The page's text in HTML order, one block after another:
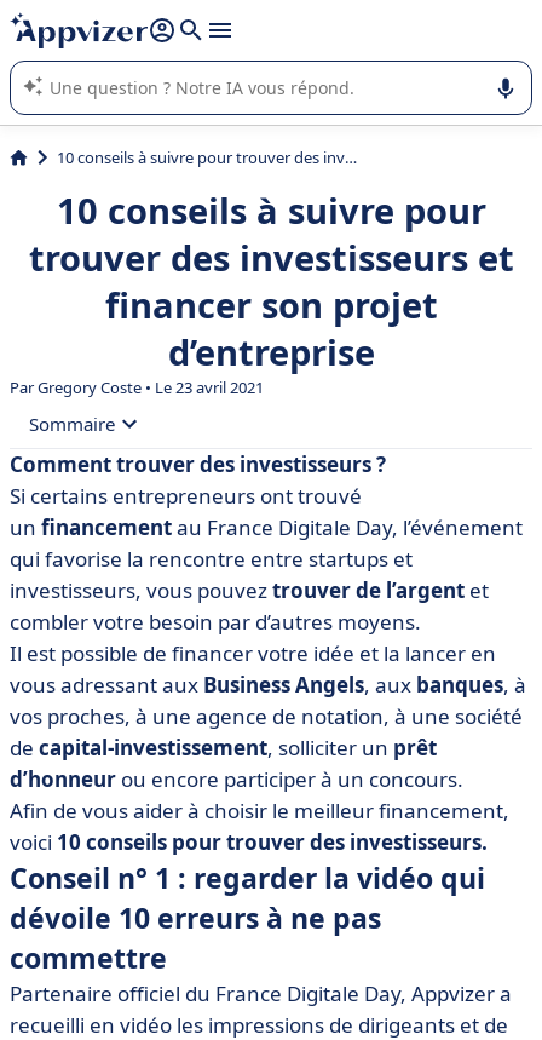
répondre (plusieurs lignes avec
L'IA de Appvizer vous guide dans l'utilisation ou la sélection de
logiciel SaaS en entreprise.
10 conseils à suivre pour trouver des investisseurs et financer son projet d’entreprise
10 conseils à suivre pour
trouver des investisseurs et
financer son projet
d’entreprise
ParGregory Coste • Le 23 avril 2021
Sommaire
• Conseil n° 1 : regarder la vidéo qui dévoile 10 erreurs
à ne pas commettre
• Conseil n° 2 : trouver de l’argent auprès de
particuliers, la Love Money
• Conseil n° 3 : participer à un concours pour gagner
des fonds
• Conseil n° 4 : demander une aide financière aux
organismes dédiés
• Conseil n° 5 : rencontrer des Business Angels
• Conseil n° 6 : faire noter sa startup par une agence
référente auprès des investisseurs
• Conseil n° 7 : s’adresser à des sociétés de capital-
investissement
• Conseil n° 8 : solliciter un prêt d’honneur
• Conseil n° 9 : négocier un prêt avec une banque
• Conseil n° 10 : bien se préparer avant de passer à
l’action
Comment trouver des investisseurs ?
Si certains entrepreneurs ont trouvé
un financementau France Digitale Day, l’événement
qui favorise la rencontre entre startups et
investisseurs, vous pouveztrouver de l’argent et
combler votre besoin par d’autres moyens.
Il est possible de financer votre idée et la lancer en
vous adressant aux Business Angels, aux banques, à
vos proches, à une agence de notation, à une société
de capital-investissement, solliciter un prêt
d’honneur ou encore participer à un concours.
Afin de vous aider à choisir le meilleur financement,
voici 10 conseils pour trouver des investisseurs.
Conseil n° 1 : regarder la vidéo qui
dévoile 10 erreurs à ne pas
commettre
Partenaire officiel du France Digitale Day, Appvizer a
recueilli en vidéo les impressions de dirigeants et de